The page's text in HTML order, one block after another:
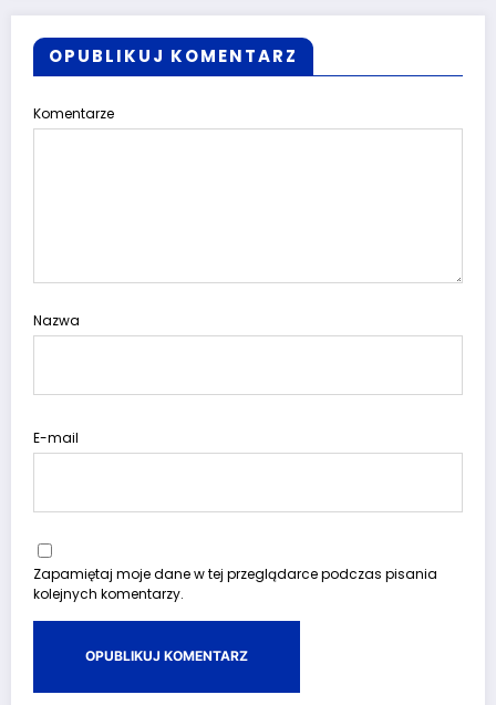
OPUBLIKUJ KOMENTARZ
Komentarze
Nazwa
E-mail
Zapamiętaj moje dane w tej przeglądarce podczas pisania
kolejnych komentarzy.